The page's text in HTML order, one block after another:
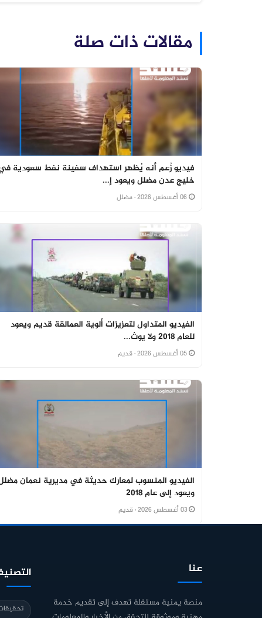
مقالات ذات صلة
فيديو زُعم أنه يُظهر استهداف سفينة نفط سعودية
خليج عدن مضلل ويعود إ...
· مضلل
الفيديو المتداول لتعزيزات ألوية العمالقة قديم ويعود
للعام 2018 ولا يوث...
· قديم
الفيديو المنسوب لمعارك حديثة في مديرية نعمان
ويعود إلى عام 2018
· قديم
عنا
منصة يمنية مستقلة تهدف إلى تقديم خدمة